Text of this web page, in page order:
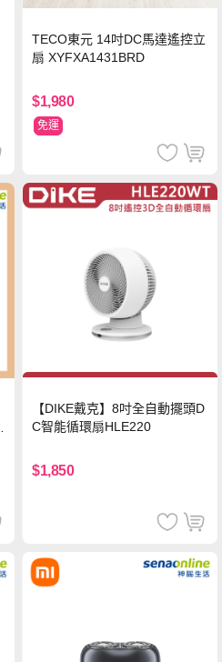
TECO東元 14吋DC馬達遙控立
扇 XYFXA1431BRD
$1,980
免運
【DIKE戴克】8吋全自動擺頭D
C智能循環扇HLE220
$1,850